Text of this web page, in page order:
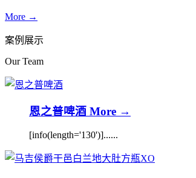
More →
案例展示
Our Team
恩之普啤酒 More →
[info(length='130')]......